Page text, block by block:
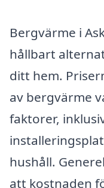
Bergvärme i
hållbart
ditt hem.
av bergvärme
faktorer,
hushåll.
att kostnaden